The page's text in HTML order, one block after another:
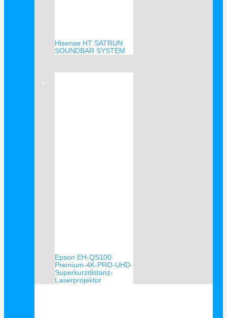
Hisense HT SATRUN
SOUNDBAR SYSTEM
Epson EH-QS100
Premium-4K-PRO-UHD-
Superkurzdistanz-
Laserprojektor